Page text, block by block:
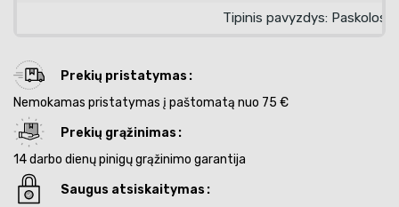
Prekių pristatymas
Nemokamas pristatymas į paštomatą nuo 75 €
Prekių grąžinimas
14 darbo dienų pinigų grąžinimo garantija
Saugus atsiskaitymas